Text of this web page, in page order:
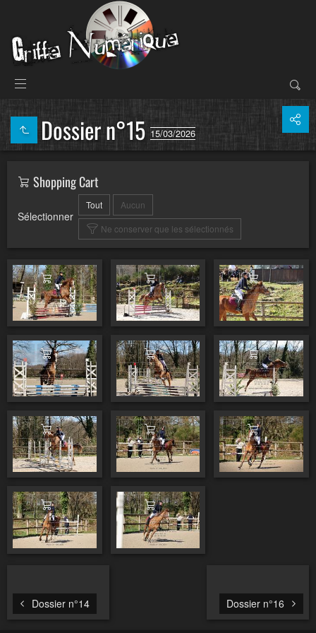
Dossier n°15 15/03/2026
Shopping Cart
Sélectionner
Tout
Aucun
Ne conserver que les sélectionnés
Ajouter au panier Ajouter au panier Ajouter au
Ajouter au panier Ajouter au panier Ajouter au
Ajouter au panier Ajouter au panier Ajouter au
Ajouter au panier Ajouter au panier
Dossier n°14 Dossier n°16